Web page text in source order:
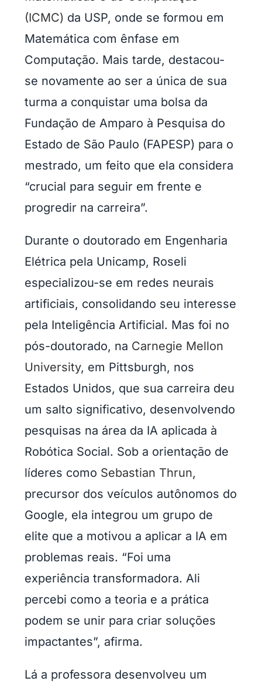
(ICMC) da USP, onde se formou em
Matemática com ênfase em
Computação. Mais tarde, destacou-
se novamente ao ser a única de sua
turma a conquistar uma bolsa da
Fundação de Amparo à Pesquisa do
Estado de São Paulo (FAPESP) para o
mestrado, um feito que ela considera
“crucial para seguir em frente e
progredir na carreira”.
Durante o doutorado em Engenharia
Elétrica pela Unicamp, Roseli
especializou-se em redes neurais
artificiais, consolidando seu interesse
pela Inteligência Artificial. Mas foi no
pós-doutorado, na Carnegie Mellon
University, em Pittsburgh, nos
Estados Unidos, que sua carreira deu
um salto significativo, desenvolvendo
pesquisas na área da IA aplicada à
Robótica Social. Sob a orientação de
líderes como Sebastian Thrun,
precursor dos veículos autônomos do
Google, ela integrou um grupo de
elite que a motivou a aplicar a IA em
problemas reais. “Foi uma
experiência transformadora. Ali
percebi como a teoria e a prática
podem se unir para criar soluções
impactantes”, afirma.
Lá a professora desenvolveu um